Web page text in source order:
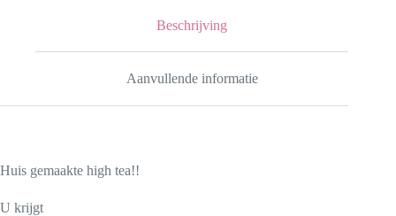
Beschrijving
Aanvullende informatie
Huis gemaakte high tea!!
U krijgt